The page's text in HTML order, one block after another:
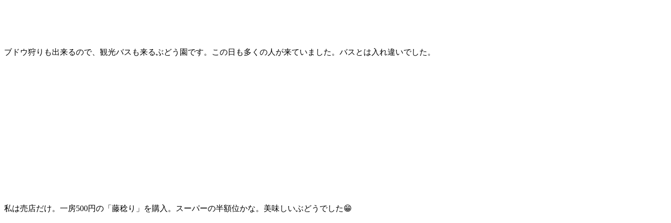
ブドウ狩りも出来るので、観光バスも来るぶどう園です。この日も多くの人が来ていました。バスとは入れ違いでした。
私は売店だけ。一房500円の「藤稔り」を購入。スーパーの半額位かな。美味しいぶどうでした😁